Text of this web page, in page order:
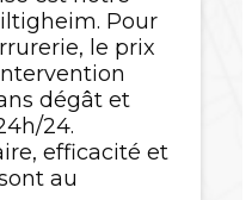
Pour
le prix
dégât et
24.
efficacité et
au